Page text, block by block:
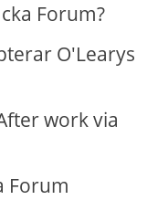
Forum?
O'Learys
work via
Forum